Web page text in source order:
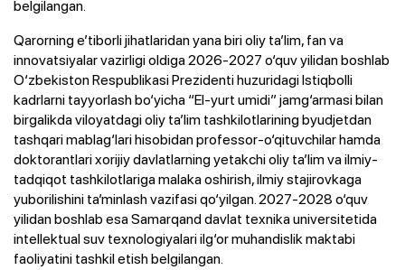
belgilangan.
Qarorning e’tiborli jihatlaridan yana biri oliy ta’lim, fan va
innovatsiyalar vazirligi oldiga 2026-2027 o‘quv yilidan boshlab
O‘zbekiston Respublikasi Prezidenti huzuridagi Istiqbolli
kadrlarni tayyorlash bo‘yicha “El-yurt umidi” jamg‘armasi bilan
birgalikda viloyatdagi oliy ta’lim tashkilotlarining byudjetdan
tashqari mablag‘lari hisobidan professor-o‘qituvchilar hamda
doktorantlari xorijiy davlatlarning yetakchi oliy ta’lim va ilmiy-
tadqiqot tashkilotlariga malaka oshirish, ilmiy stajirovkaga
yuborilishini ta’minlash vazifasi qo‘yilgan. 2027-2028 o‘quv
yilidan boshlab esa Samarqand davlat texnika universitetida
intellektual suv texnologiyalari ilg‘or muhandislik maktabi
faoliyatini tashkil etish belgilangan.